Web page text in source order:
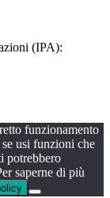
(IPA):
funzionamento
usi funzioni che
potrebbero
saperne di più